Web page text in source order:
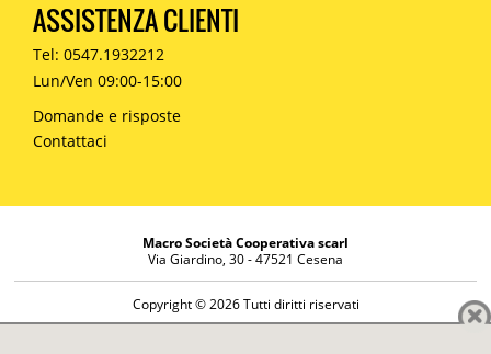
ASSISTENZA CLIENTI
Tel: 0547.1932212
Lun/Ven 09:00-15:00
Domande e risposte
Contattaci
Macro Società Cooperativa scarl
Via Giardino, 30 - 47521 Cesena
Copyright © 2026 Tutti diritti riservati